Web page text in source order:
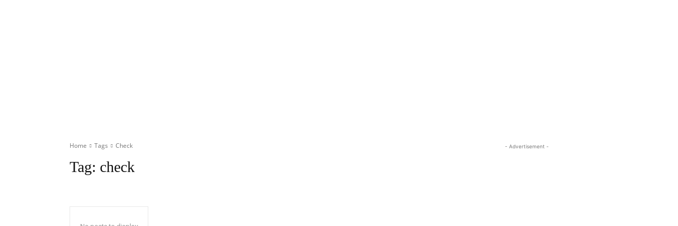
Home Tags Check
Tag: check
- Advertisement -